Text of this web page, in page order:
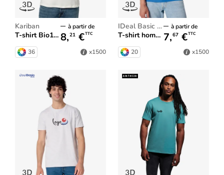
Kariban
T-shirt Bio150 IC homme
à partir de
8,21 €TTC
36 x1500
iDeal Basic Brand
T-shirt homme iDeal150
à partir de
7,67 €TTC
20 x1500